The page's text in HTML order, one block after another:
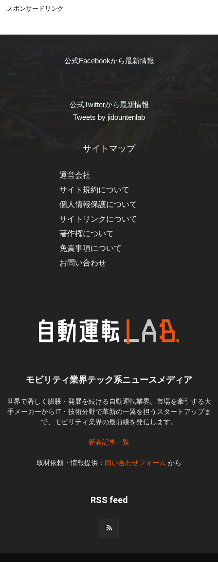
スポンサードリンク
公式Facebookから最新情報
公式Twitterから最新情報
Tweets by jidountenlab
サイトマップ
運営会社
サイト規約について
個人情報保護について
サイトリンクについて
著作権について
免責事項について
お問い合わせ
モビリティ業界テック系ニュースメディア
世界で著しく膨脹・発展を続ける自動運転業界。市場を牽引する大
手メーカーからIT・技術分野で革新の一翼を担うスタートアップま
で、モビリティ業界の最前線を発信します。
新着記事一覧
取材依頼・情報提供： 問い合わせフォーム から
RSS feed